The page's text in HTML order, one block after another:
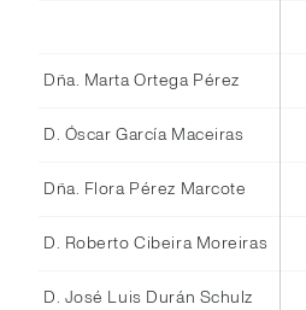
Dña. Marta Ortega Pérez
D. Óscar García Maceiras
Dña. Flora Pérez Marcote
D. Roberto Cibeira Moreiras
D. José Luis Durán Schulz